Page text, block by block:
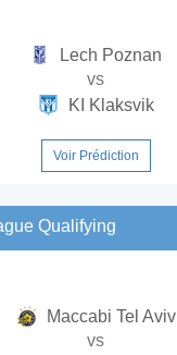
Lech Poznan
vs
KI Klaksvik
Voir Prédiction
Qualifying
Maccabi Tel Aviv
vs